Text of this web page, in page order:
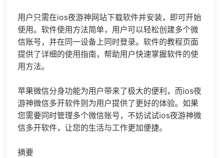
用户只需在ios夜游神网站下载软件并安装，即可开始
使用。软件使用方法简单，用户可以轻松创建多个微
信账号，并在同一设备上同时登录。软件的教程页面
提供了详细的使用指南，帮助用户快速掌握软件的使
用方法。
苹果微信分身功能为用户带来了极大的便利，而ios夜
游神微信多开软件则为用户提供了更好的体验。如果
您需要同时管理多个微信账号，不妨试试ios夜游神微
信多开软件，让您的生活与工作更加便捷。
摘要